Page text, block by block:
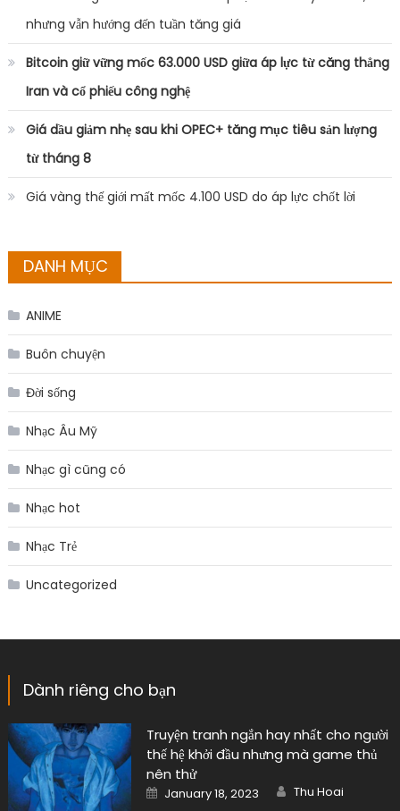
nhưng vẫn hướng đến tuần tăng giá
Bitcoin giữ vững mốc 63.000 USD giữa áp lực từ căng thẳng
Iran và cổ phiếu công nghệ
Giá dầu giảm nhẹ sau khi OPEC+ tăng mục tiêu sản lượng
từ tháng 8
Giá vàng thế giới mất mốc 4.100 USD do áp lực chốt lời
DANH MỤC
ANIME
Buôn chuyện
Đời sống
Nhạc Âu Mỹ
Nhạc gì cũng có
Nhạc hot
Nhạc Trẻ
Uncategorized
Dành riêng cho bạn
Truyện tranh ngắn hay nhất cho người
thế hệ khởi đầu nhưng mà game thủ
nên thử
Posted
on
January 18, 2023 Author
Thu Hoai